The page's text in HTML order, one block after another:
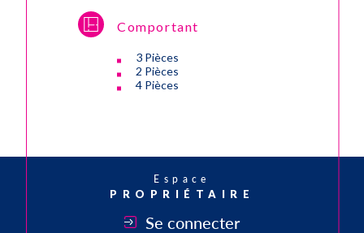
Comportant
3 Pièces
2 Pièces
4 Pièces
Espace
PROPRIÉTAIRE
Se connecter